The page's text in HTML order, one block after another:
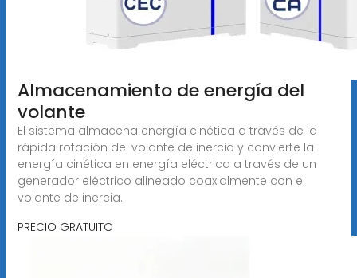
Almacenamiento de energía del
volante
El sistema almacena energía cinética a través de la
rápida rotación del volante de inercia y convierte la
energía cinética en energía eléctrica a través de un
generador eléctrico alineado coaxialmente con el
volante de inercia.
PRECIO GRATUITO